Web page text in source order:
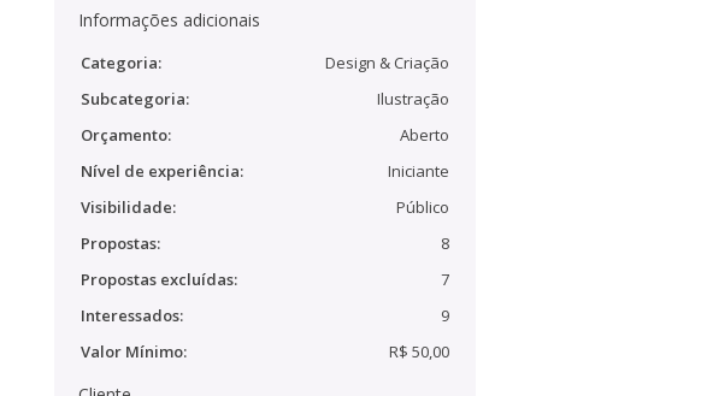
Informações adicionais
Categoria:
Design & Criação
Subcategoria:
Ilustração
Orçamento:
Aberto
Nível de experiência:
Iniciante
Visibilidade:
Público
Propostas:
8
Propostas excluídas:
7
Interessados:
9
Valor Mínimo:
R$ 50,00